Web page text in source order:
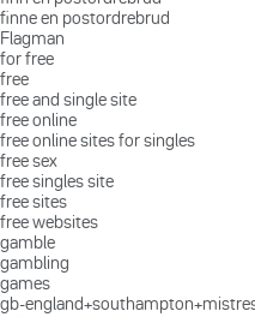
finne en postordrebrud
Flagman
for free
free
free and single site
free online
free online sites for singles
free sex
free singles site
free sites
free websites
gamble
gambling
games
gb-